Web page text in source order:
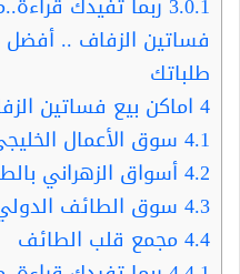
طلباتك
4 اماكن بيع فساتين
4.1 سوق الأعمال
4.2أسواق الزهراني
4.3 سوق الطائف
4.4مجمع قلب الطائف